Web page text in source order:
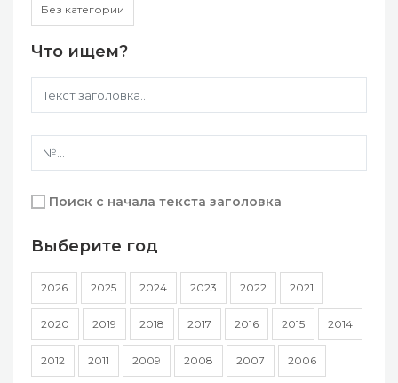
Без категории
Что ищем?
Поиск с начала текста заголовка
Выберите год
2026 2025 2024 2023 2022 2021
2020 2019 2018 2017 2016 2015 2014
2012 2011 2009 2008 2007 2006